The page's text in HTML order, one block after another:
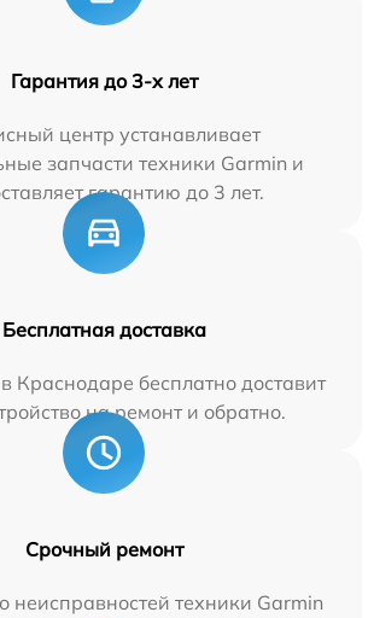
Гарантия до 3-х лет
центр устанавливает
запчасти техники Garmin и
гарантию до 3 лет.
Бесплатная доставка
Краснодаре бесплатно доставит
на ремонт и обратно.
Срочный ремонт
неисправностей техники Garmin